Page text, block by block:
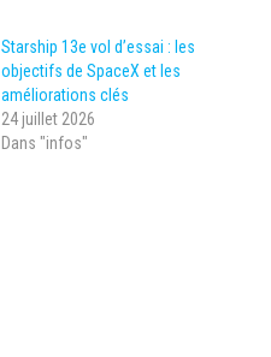
Starship 13e vol d’essai : les
objectifs de SpaceX et les
améliorations clés
24 juillet 2026
Dans "infos"